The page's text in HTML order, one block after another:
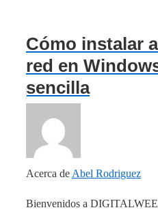
Cómo instalar
red en
sencilla
Acerca de Abel Rodriguez
Bienvenidos a